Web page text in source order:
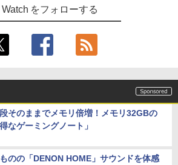
をフォローする
そのままでメモリ倍増！メモリ32GBの
得なゲーミングノート」
のの「DENON HOME」サウンドを体感